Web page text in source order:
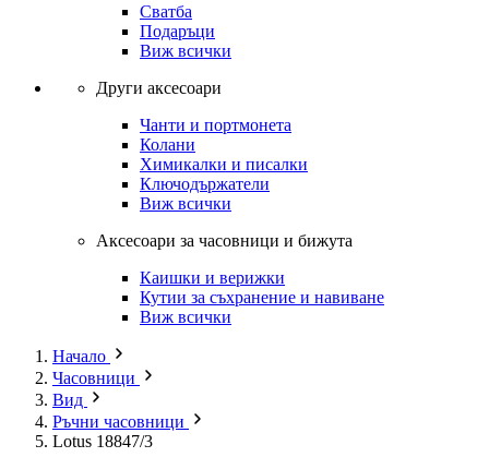
Сватба
Подаръци
Виж всички
Други аксесоари
Чанти и портмонета
Колани
Химикалки и писалки
Ключодържатели
Виж всички
Аксесоари за часовници и бижута
Каишки и верижки
Кутии за съхранение и навиване
Виж всички
Начало
Часовници
Вид
Ръчни часовници
Lotus 18847/3